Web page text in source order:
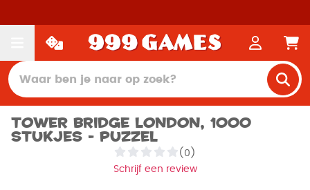
Tower Bridge London, 1000
stukjes - Puzzel
(0)
Schrijf een review